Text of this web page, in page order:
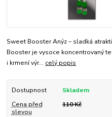
Sweet Booster Anýz – sladká
Booster je vysoce koncentrovaný
i krmení výr... celý popis
Dostupnost
Skladem
Cena před
slevou
110 Kč